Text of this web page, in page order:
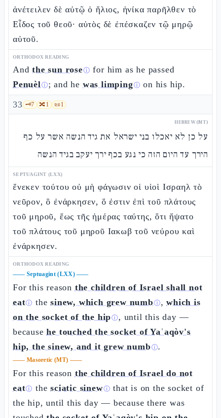
ἀνέτειλεν δὲ αὐτῷ ὁ ἥλιος, ἡνίκα παρῆλθεν τὸ
Εἶδος τοῦ θεοῦ· αὐτὸς δὲ ἐπέσκαζεν τῷ μηρῷ
αὐτοῦ.
ORTHODOX READING
Andthe sun roseⓘ for him as he passed
Penuèlⓘ; and he was limpingⓘ on his hip.
33 🗝️7 🔀1 📜1
HEBREW (MT)
על כן לא יאכלו בני ישראל את גיד הנשה אשר על כף
הירך עד היום הזה כי נגע בכף ירך יעקב בגיד הנשה
SEPTUAGINT (LXX)
ἕνεκεν τούτου οὐ μὴ φάγωσιν οἱ υἱοὶ Ισραηλ τὸ
νεῦρον, ὃ ἐνάρκησεν, ὅ ἐστιν ἐπὶ τοῦ πλάτους
τοῦ μηροῦ, ἕως τῆς ἡμέρας ταύτης, ὅτι ἥψατο
τοῦ πλάτους τοῦ μηροῦ Ιακωβ τοῦ νεύρου καὶ
ἐνάρκησεν.
ORTHODOX READING
—— Septuagint (LXX)——
For this reason the children of Israel shall not
eatⓘ thesinew, which grew numbⓘ,which is
on the socket of the hipⓘ, until this day —
becausehe touched the socket of Yaʿaqòv's
hip, the sinew, and it grew numbⓘ.
—— Masoretic (MT) ——
For this reason the children of Israel do not
eatⓘ thesciatic sinewⓘ that is on the socket of
the hip, until this day — because there was